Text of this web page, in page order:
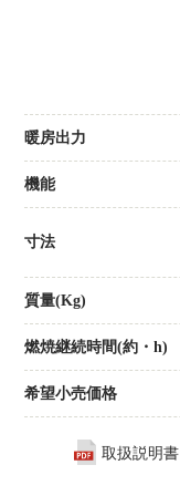
暖房出力
機能
寸法
質量(Kg)
燃焼継続時間(約・h)
希望小売価格
取扱説明書